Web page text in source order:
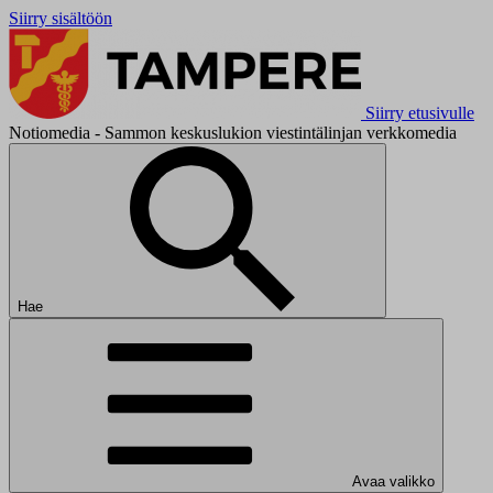
Siirry sisältöön
Siirry etusivulle
Notiomedia - Sammon keskuslukion viestintälinjan verkkomedia
Hae
Avaa valikko